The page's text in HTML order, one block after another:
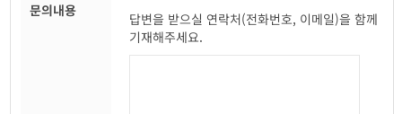
문의내용
답변을 받으실 연락처(전화번호, 이메일)을 함께
기재해주세요.